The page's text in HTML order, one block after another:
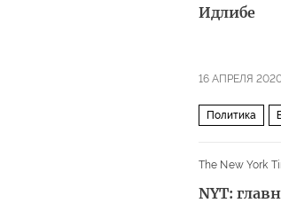
Идлибе
16 АПРЕЛЯ
Политика
The New York
NYT: